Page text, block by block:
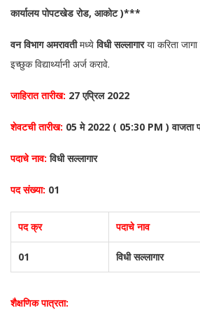
कार्यालय पोपटखेड रोड, आकोट )***
वन विभाग अमरावतीमध्येविधी सल्लागारया करिता
इच्छुक विद्यार्थ्यानी अर्ज करावे.
जाहिरात तारीख: 27 एप्रिल 2022
शेवटची तारीख: 05 मे 2022 ( 05:30 PM ) वाजता
पदाचे नाव: विधी सल्लागार
पद संख्या: 01
पद क्र पदाचे नाव
01 विधी सल्लागार
शैक्षणिक पात्रता: